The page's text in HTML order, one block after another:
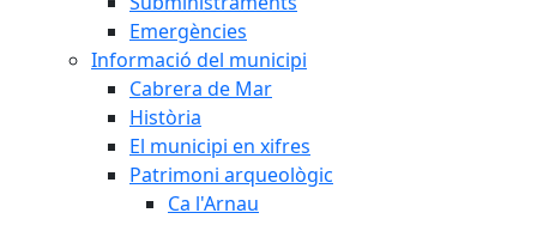
Emergències
Informació del municipi
Cabrera de Mar
Història
El municipi en xifres
Patrimoni arqueològic
Ca l'Arnau